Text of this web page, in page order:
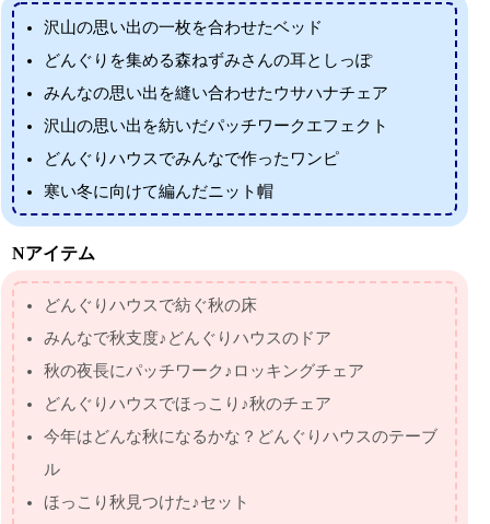
沢山の思い出の一枚を合わせたベッド
どんぐりを集める森ねずみさんの耳としっぽ
みんなの思い出を縫い合わせたウサハナチェア
沢山の思い出を紡いだパッチワークエフェクト
どんぐりハウスでみんなで作ったワンピ
寒い冬に向けて編んだニット帽
Nアイテム
どんぐりハウスで紡ぐ秋の床
みんなで秋支度♪どんぐりハウスのドア
秋の夜長にパッチワーク♪ロッキングチェア
どんぐりハウスでほっこり♪秋のチェア
今年はどんな秋になるかな？どんぐりハウスのテーブ
ル
ほっこり秋見つけた♪セット